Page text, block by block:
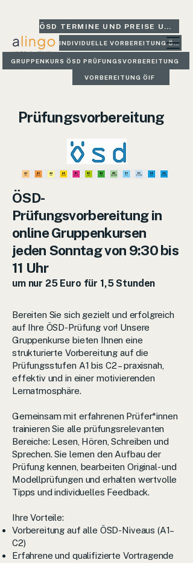
ÖSD TERMINE UND PREISE UND GLEICH BUCHEN
INDIVIDUELLE VORBEREITUNG ÖSD
GRUPPENKURS ÖSD PRÜFUNGSVORBEREITUNG
VORBEREITUNG ÖIF
Prüfungsvorbereitung
ÖSD-
Prüfungsvorbereitung in
online Gruppenkursen
jeden Sonntag von 9:30 bis
11 Uhr
um nur 25 Euro für 1,5 Stunden
Bereiten Sie sich gezielt und erfolgreich
auf Ihre ÖSD-Prüfung vor! Unsere
Gruppenkurse bieten Ihnen eine
strukturierte Vorbereitung auf die
Prüfungsstufen A1 bis C2 – praxisnah,
effektiv und in einer motivierenden
Lernatmosphäre.
Gemeinsam mit erfahrenen Prüfer*innen
trainieren Sie alle prüfungsrelevanten
Bereiche: Lesen, Hören, Schreiben und
Sprechen. Sie lernen den Aufbau der
Prüfung kennen, bearbeiten Original- und
Modellprüfungen und erhalten wertvolle
Tipps und individuelles Feedback.
Ihre Vorteile:
Vorbereitung auf alle ÖSD-Niveaus (A1–
C2)
Erfahrene und qualifizierte Vortragende